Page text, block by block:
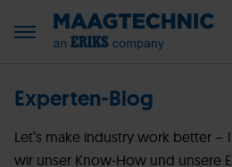
Experten-Blog
Let’s make industry work better –
wir unser Know-How und unsere